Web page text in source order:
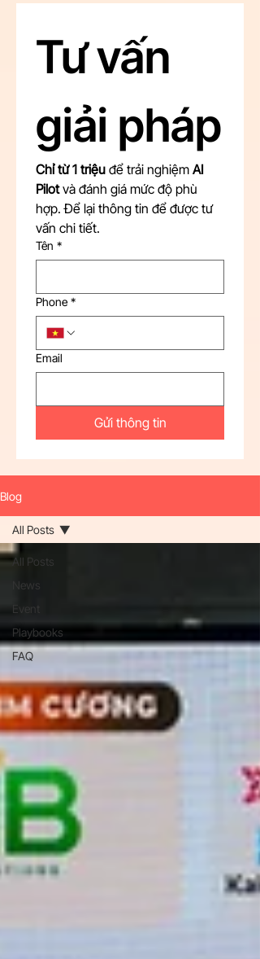
Tư vấn
giải pháp
Chỉ từ 1 triệu để trải nghiệm AI
Pilot và đánh giá mức độ phù
hợp. Để lại thông tin để được tư
vấn chi tiết.
Tên *
Phone *
Email
Gửi thông tin
Blog
All Posts
News
Event
Playbooks
FAQ
All Posts